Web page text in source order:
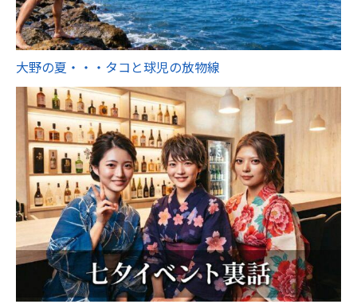
大野の夏・・・タコと球児の放物線